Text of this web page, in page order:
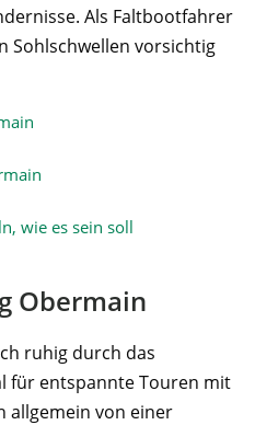
Als Faltbootfahrer
Sohlschwellen vorsichtig
wie es sein soll
Obermain
ruhig durch das
für entspannte Touren mit
allgemein von einer